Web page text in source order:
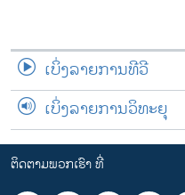
ເບິ່ງລາຍການທີວີ
ເບິ່ງລາຍການວິທະຍຸ
ຕິດຕາມພວກເຮົາ ທີ່